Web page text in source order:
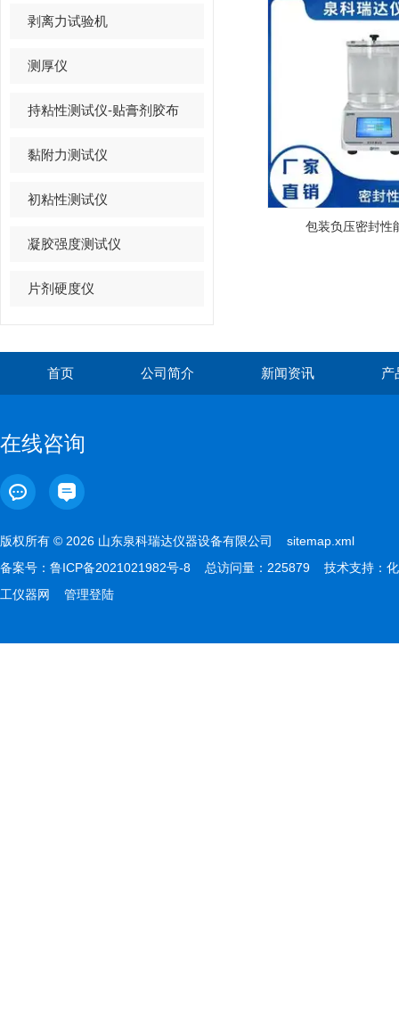
剥离力试验机
测厚仪
持粘性测试仪-贴膏剂胶布
黏附力测试仪
初粘性测试仪
凝胶强度测试仪
片剂硬度仪
包装负压密封性
首页 公司简介 新闻资讯 产
在线咨询
版权所有 © 2026 山东泉科瑞达仪器设备有限公司 sitemap.xml
备案号： 鲁ICP备2021021982号-8 总访问量：225879 技术支持： 化
工仪器网
管理登陆